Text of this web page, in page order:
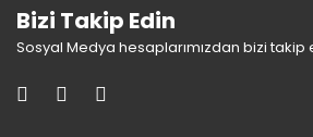
Bizi Takip Edin
Sosyal Medya hesaplarımızdan bizi takip